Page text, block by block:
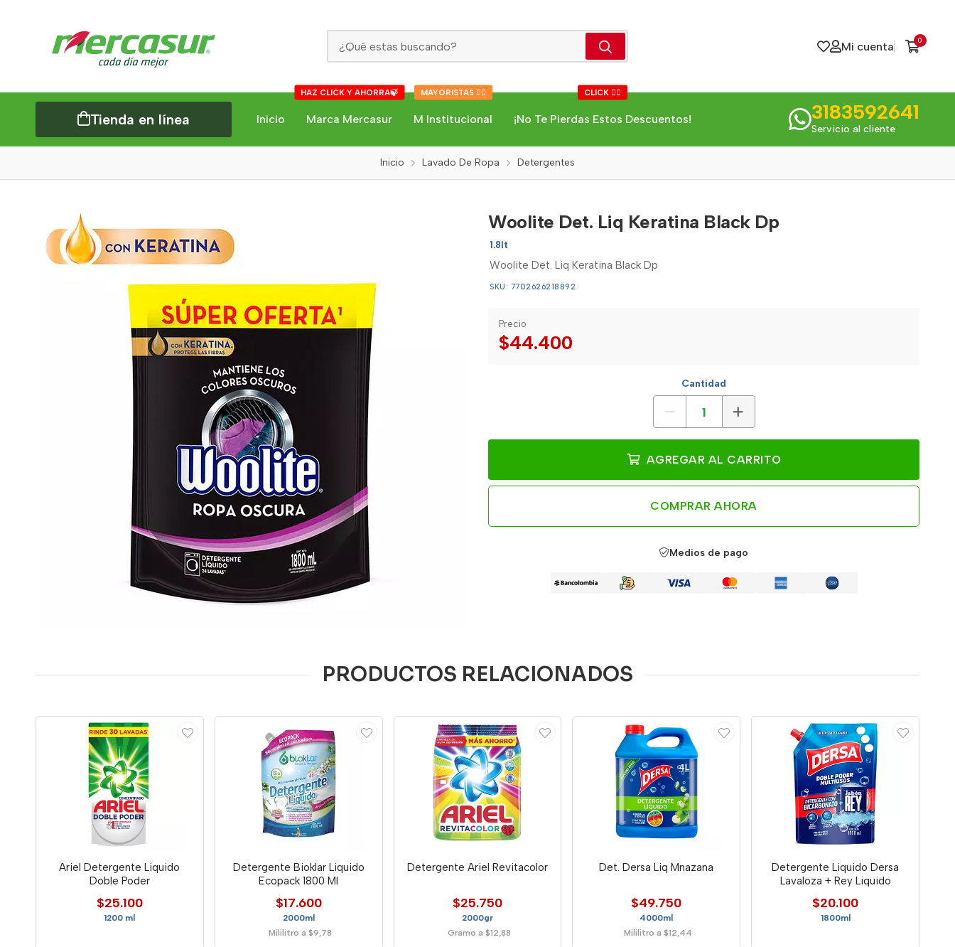
Mi cuenta 0
Tienda en línea Inicio Marca Mercasur
HAZ CLICK Y AHORRA🍃
M Institucional
MAYORISTAS 👇🏻
¡No Te Pierdas Estos Descuentos!
CLICK 👇🏻
3183592641
Servicio al cliente
Inicio Lavado De Ropa Detergentes
Woolite Det. Liq Keratina Black Dp
1.8lt
Woolite Det. Liq Keratina Black Dp
SKU: 7702626218892
Precio
$44.400
Cantidad
AGREGAR AL CARRITO
COMPRAR AHORA
Medios de pago
PRODUCTOS RELACIONADOS
Ariel Detergente Liquido
Doble Poder
$25.100
1200 ml
Detergente Bioklar Liquido
Ecopack 1800 Ml
$17.600
2000ml
Mililitro a $9,78
Detergente Ariel Revitacolor
$25.750
2000gr
Gramo a $12,88
Det. Dersa Liq Mnazana
$49.750
4000ml
Mililitro a $12,44
Detergente Liquido Dersa
Lavaloza + Rey Liquido
$20.100
1800ml